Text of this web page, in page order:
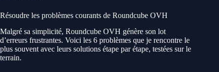
Résoudre les problèmes courants de Roundcube OVH
Malgré sa simplicité, Roundcube OVH génère son lot
d’erreurs frustrantes. Voici les 6 problèmes que je rencontre le
plus souvent avec leurs solutions étape par étape, testées sur le
terrain.